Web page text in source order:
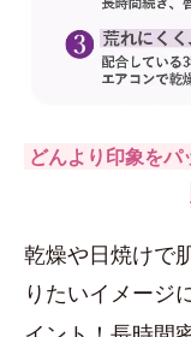
どんより印象を
乾燥や日焼けで
りたいイメージ